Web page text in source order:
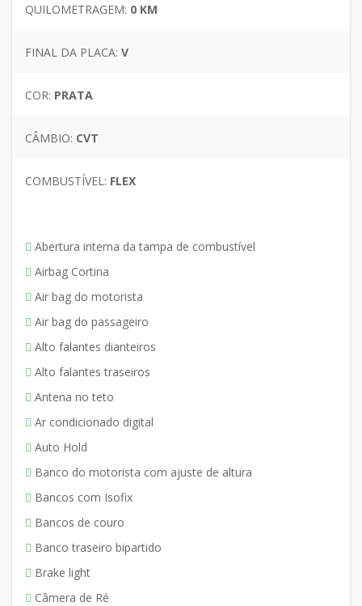
QUILOMETRAGEM: 0 KM
FINAL DA PLACA: V
COR: PRATA
CÂMBIO: CVT
COMBUSTÍVEL: FLEX
Abertura interna da tampa de combustível
Airbag Cortina
Air bag do motorista
Air bag do passageiro
Alto falantes dianteiros
Alto falantes traseiros
Antena no teto
Ar condicionado digital
Auto Hold
Banco do motorista com ajuste de altura
Bancos com Isofix
Bancos de couro
Banco traseiro bipartido
Brake light
Câmera de Ré